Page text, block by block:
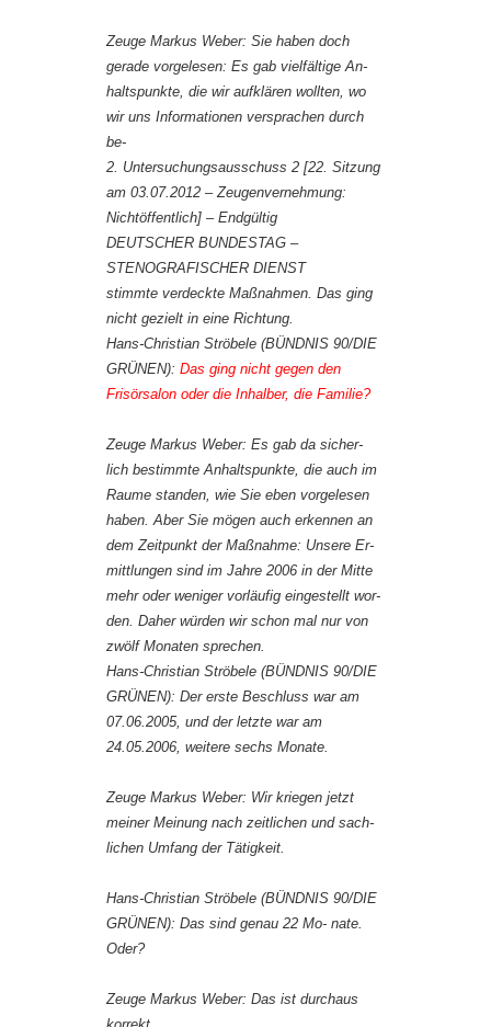
Zeuge Markus Weber: Sie haben doch
gerade vorgelesen: Es gab vielfältige An-
haltspunkte, die wir aufklären wollten, wo
wir uns Informationen versprachen durch
be-
2. Untersuchungsausschuss 2 [22. Sitzung
am 03.07.2012 – Zeugenvernehmung:
Nichtöffentlich] – Endgültig
DEUTSCHER BUNDESTAG –
STENOGRAFISCHER DIENST
stimmte verdeckte Maßnahmen. Das ging
nicht gezielt in eine Richtung.
Hans-Christian Ströbele (BÜNDNIS 90/DIE
GRÜNEN): Das ging nicht gegen den
Frisörsalon oder die Inhalber, die Familie?
Zeuge Markus Weber: Es gab da sicher-
lich bestimmte Anhaltspunkte, die auch im
Raume standen, wie Sie eben vorgelesen
haben. Aber Sie mögen auch erkennen an
dem Zeitpunkt der Maßnahme: Unsere Er-
mittlungen sind im Jahre 2006 in der Mitte
mehr oder weniger vorläufig eingestellt wor-
den. Daher würden wir schon mal nur von
zwölf Monaten sprechen.
Hans-Christian Ströbele (BÜNDNIS 90/DIE
GRÜNEN): Der erste Beschluss war am
07.06.2005, und der letzte war am
24.05.2006, weitere sechs Monate.
Zeuge Markus Weber: Wir kriegen jetzt
meiner Meinung nach zeitlichen und sach-
lichen Umfang der Tätigkeit.
Hans-Christian Ströbele (BÜNDNIS 90/DIE
GRÜNEN): Das sind genau 22 Mo- nate.
Oder?
Zeuge Markus Weber: Das ist durchaus